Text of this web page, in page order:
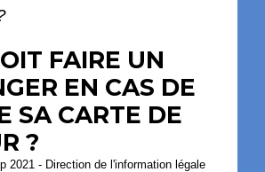
FAIRE UN
EN CAS DE
SA CARTE DE
?
2021 - Direction de l'information légale